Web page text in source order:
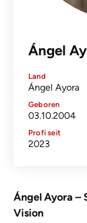
Ángel
Land
Ángel Ayora
Geboren
03.10.2004
Profi seit
2023
Ángel Ayora –
Vision